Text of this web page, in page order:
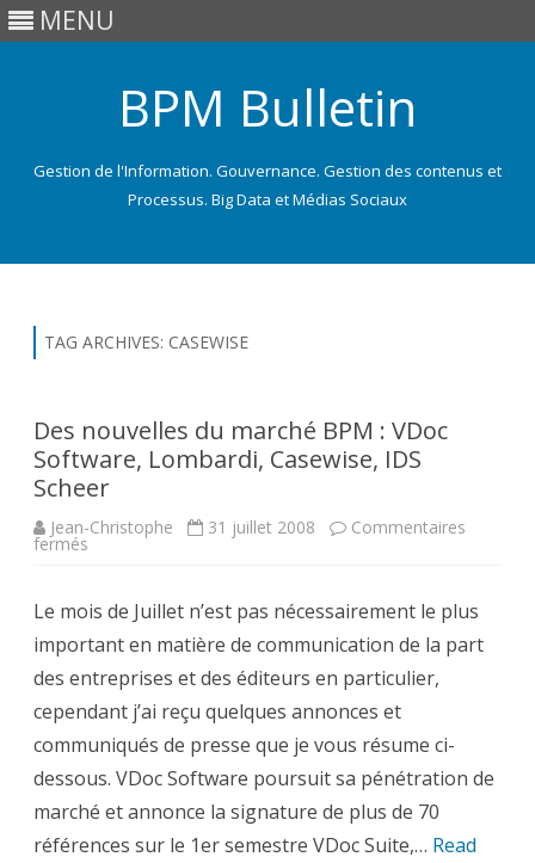
MENU
BPM Bulletin
Gestion de l'Information. Gouvernance. Gestion des contenus et
Processus. Big Data et Médias Sociaux
TAG ARCHIVES: CASEWISE
Des nouvelles du marché BPM : VDoc
Software, Lombardi, Casewise, IDS
Scheer
Jean-Christophe 31 juillet 2008 Commentaires
fermés
marché
BPM
:
VDoc
Software,
Lombardi,
Casewise,
IDS
Scheer
Le mois de Juillet n’est pas nécessairement le plus
important en matière de communication de la part
des entreprises et des éditeurs en particulier,
cependant j’ai reçu quelques annonces et
communiqués de presse que je vous résume ci-
dessous. VDoc Software poursuit sa pénétration de
marché et annonce la signature de plus de 70
références sur le 1er semestre VDoc Suite,… Read